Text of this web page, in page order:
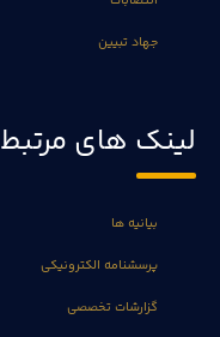
جهاد تبیین
لینک های مرتبط
بیانیه ها
پرسشنامه الکترونیکی
گزارشات تخصصی